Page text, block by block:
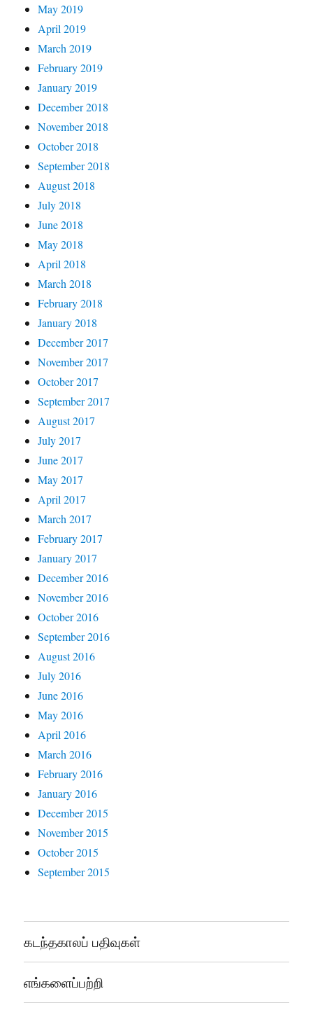
May 2019
April 2019
March 2019
February 2019
January 2019
December 2018
November 2018
October 2018
September 2018
August 2018
July 2018
June 2018
May 2018
April 2018
March 2018
February 2018
January 2018
December 2017
November 2017
October 2017
September 2017
August 2017
July 2017
June 2017
May 2017
April 2017
March 2017
February 2017
January 2017
December 2016
November 2016
October 2016
September 2016
August 2016
July 2016
June 2016
May 2016
April 2016
March 2016
February 2016
January 2016
December 2015
November 2015
October 2015
September 2015
கடந்தகாலப் பதிவுகள்
எங்களைப்பற்றி